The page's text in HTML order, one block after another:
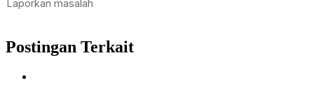
Postingan Terkait